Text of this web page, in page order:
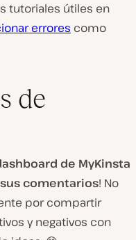
tutoriales útiles en
errores como
de
de MyKinsta
comentarios! No
por compartir
y negativos con